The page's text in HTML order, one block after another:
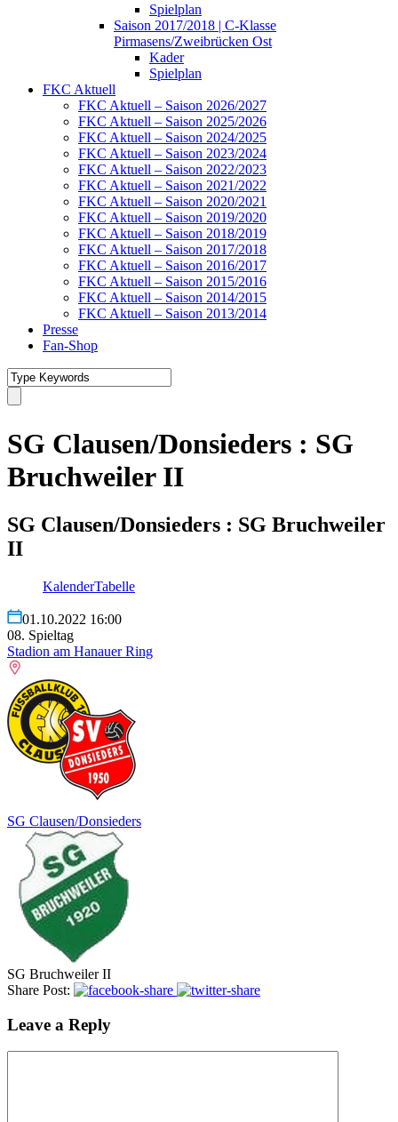
Spielplan
Saison 2017/2018 | C-Klasse
Pirmasens/Zweibrücken Ost
Kader
Spielplan
FKC Aktuell
FKC Aktuell – Saison 2026/2027
FKC Aktuell – Saison 2025/2026
FKC Aktuell – Saison 2024/2025
FKC Aktuell – Saison 2023/2024
FKC Aktuell – Saison 2022/2023
FKC Aktuell – Saison 2021/2022
FKC Aktuell – Saison 2020/2021
FKC Aktuell – Saison 2019/2020
FKC Aktuell – Saison 2018/2019
FKC Aktuell – Saison 2017/2018
FKC Aktuell – Saison 2016/2017
FKC Aktuell – Saison 2015/2016
FKC Aktuell – Saison 2014/2015
FKC Aktuell – Saison 2013/2014
Presse
Fan-Shop
SG Clausen/Donsieders : SG
Bruchweiler II
SG Clausen/Donsieders : SG Bruchweiler
II
KalenderTabelle
01.10.2022 16:00
08. Spieltag
Stadion am Hanauer Ring
SG Clausen/Donsieders
SG Bruchweiler II
Share Post:
Leave a Reply